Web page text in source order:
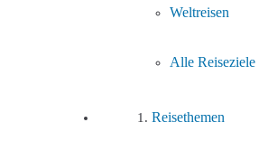
Weltreisen
Alle Reiseziele
Reisethemen